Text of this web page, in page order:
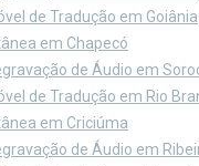
de Tradução em Goiânia
em Chapecó
de Áudio em
de Tradução em Rio
em Criciúma
de Áudio em